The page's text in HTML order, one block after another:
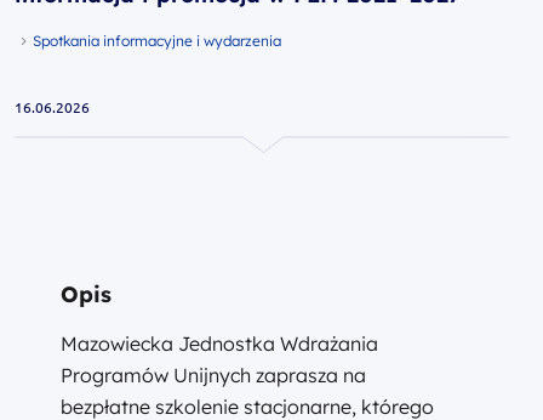
Spotkania informacyjne i wydarzenia
16.06.2026
Opis
Mazowiecka Jednostka Wdrażania
Programów Unijnych zaprasza na
bezpłatne szkolenie stacjonarne, którego